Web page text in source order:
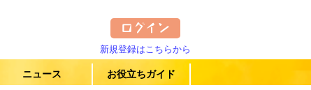
新規登録はこちらから
ニュース お役立ちガイド